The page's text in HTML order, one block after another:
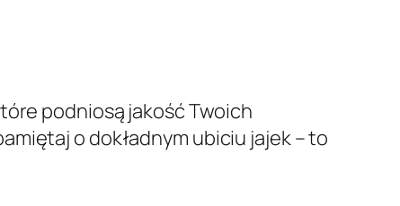
podniosą jakość Twoich
o dokładnym ubiciu jajek – to